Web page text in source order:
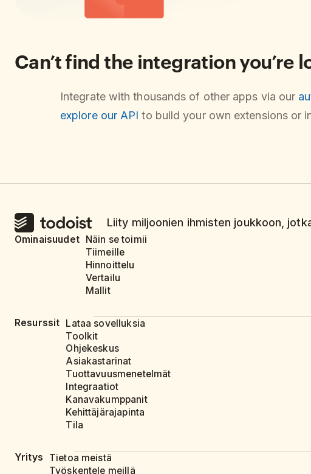
Can’t find the integration you’re
Integrate with thousands of other apps via our
explore our API to build your own extensions or
Liity miljoonien ihmisten joukkoon,
Ominaisuudet Näin se toimii
Tiimeille
Hinnoittelu
Vertailu
Mallit
Resurssit Lataa sovelluksia
Toolkit
Ohjekeskus
Asiakastarinat
Tuottavuusmenetelmät
Integraatiot
Kanavakumppanit
Kehittäjärajapinta
Tila
Yritys
Tietoa meistä
Työskentele meillä